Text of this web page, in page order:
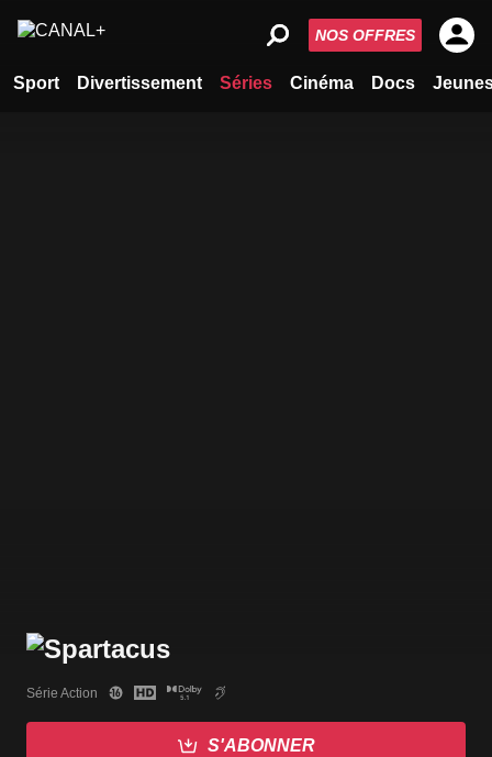
Sport Divertissement Séries Cinéma Docs
NOS OFFRES
Série Action
S'ABONNER